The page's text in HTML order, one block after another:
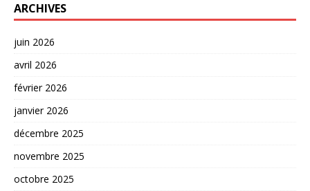
ARCHIVES
juin 2026
avril 2026
février 2026
janvier 2026
décembre 2025
novembre 2025
octobre 2025